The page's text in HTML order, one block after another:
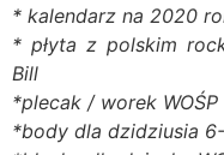
* kalendarz na 2020
* płyta z polskim
Bill
*plecak / worek WOŚP
*body dla dzidziusia